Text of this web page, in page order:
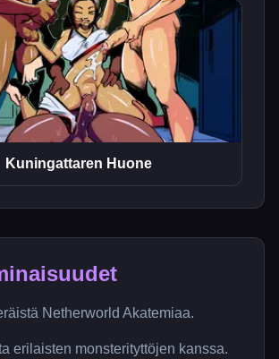
Kuningattaren Huone
Netherworld Akatemiaa.
erilaisten monsterityttöjen kanssa.